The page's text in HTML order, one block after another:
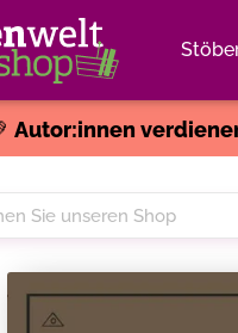
Autor:innen